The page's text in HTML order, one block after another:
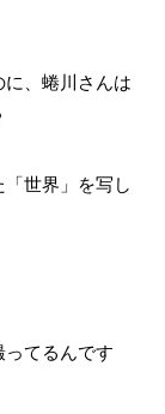
、蜷川さんは
世界」を写し
ってるんです